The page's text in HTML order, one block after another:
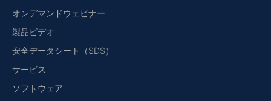
オンデマンドウェビナー
製品ビデオ
安全データシート（SDS）
サービス
ソフトウェア